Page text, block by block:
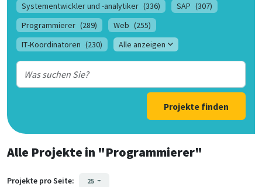
Systementwickler und -analytiker (336) SAP (307)
Programmierer (289) Web (255)
IT-Koordinatoren (230) Alle anzeigen
Projekte finden
Alle Projekte in "Programmierer"
Projekte pro Seite: 25